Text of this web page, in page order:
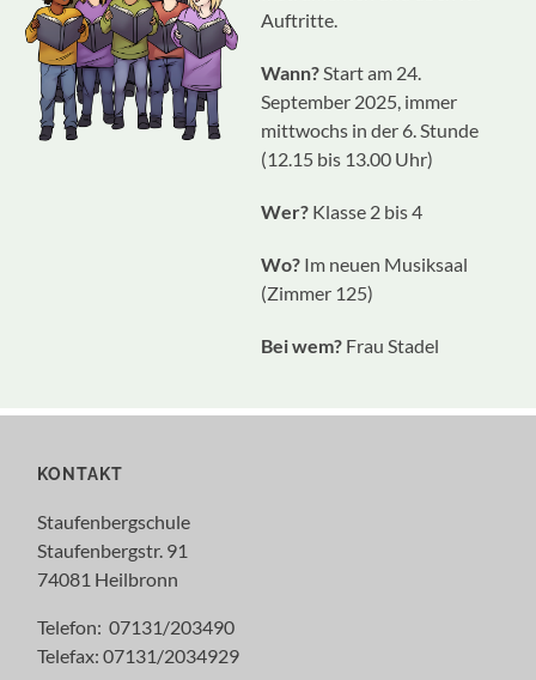
Auftritte.
Wann?Start am 24.
September 2025, immer
mittwochs in der 6. Stunde
(12.15 bis 13.00 Uhr)
Wer?Klasse 2 bis 4
Wo?Im neuen Musiksaal
(Zimmer 125)
Bei wem?Frau Stadel
KONTAKT
Staufenbergschule
Staufenbergstr. 91
74081 Heilbronn
Telefon: 07131/203490
Telefax: 07131/2034929